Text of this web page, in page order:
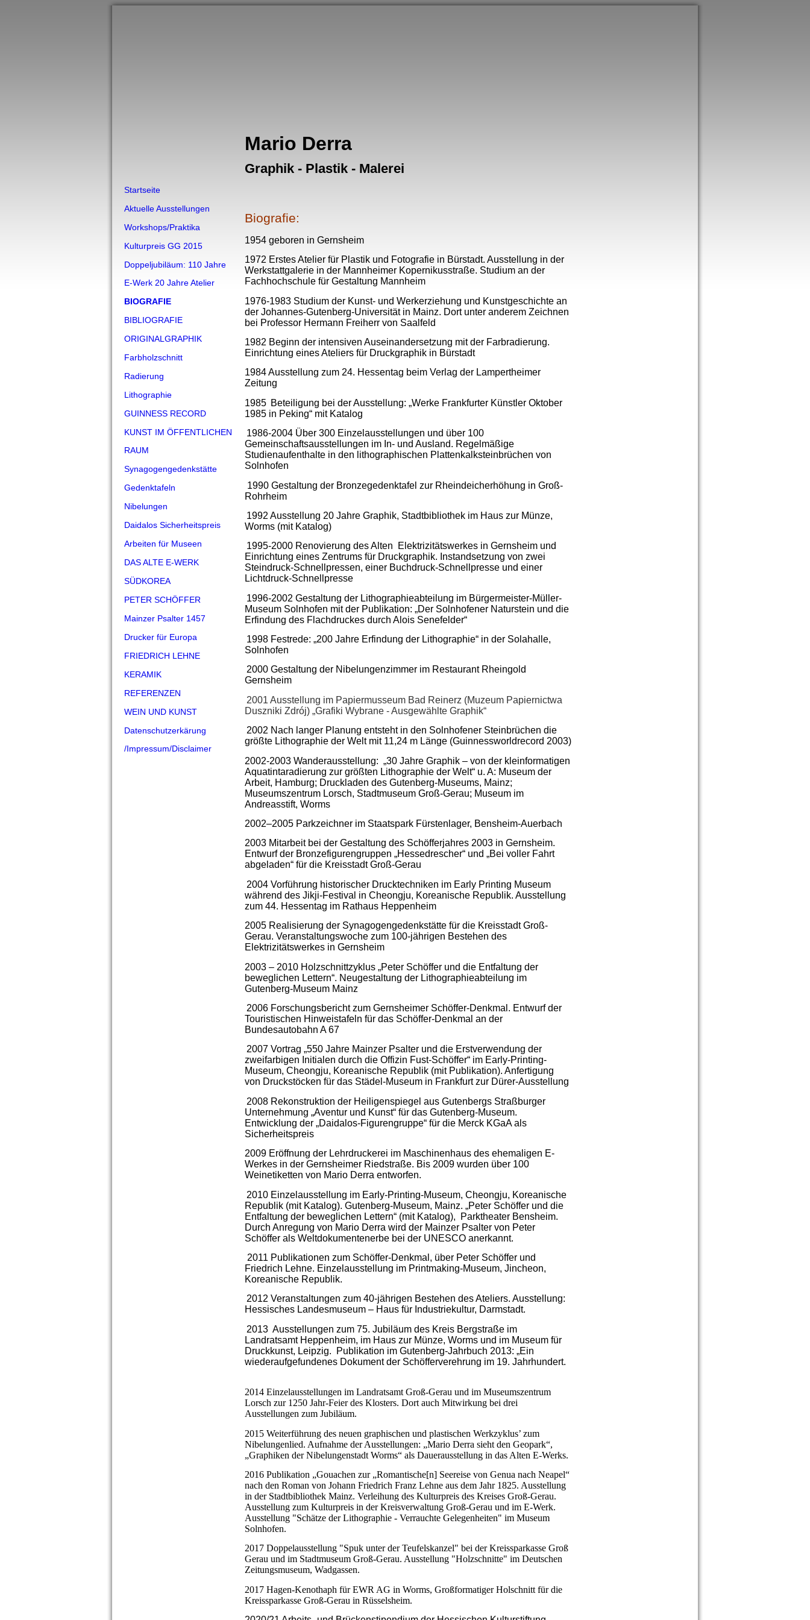
Mario Derra
Graphik - Plastik - Malerei
Startseite
Aktuelle Ausstellungen
Workshops/Praktika
Kulturpreis GG 2015
Doppeljubiläum: 110 Jahre
E-Werk 20 Jahre Atelier
BIOGRAFIE
BIBLIOGRAFIE
ORIGINALGRAPHIK
Farbholzschnitt
Radierung
Lithographie
GUINNESS RECORD
KUNST IM ÖFFENTLICHEN
RAUM
Synagogengedenkstätte
Gedenktafeln
Nibelungen
Daidalos Sicherheitspreis
Arbeiten für Museen
DAS ALTE E-WERK
SÜDKOREA
PETER SCHÖFFER
Mainzer Psalter 1457
Drucker für Europa
FRIEDRICH LEHNE
KERAMIK
REFERENZEN
WEIN UND KUNST
Datenschutzerkärung
/Impressum/Disclaimer
Biografie:
1954 geboren in Gernsheim
1972 Erstes Atelier für Plastik und Fotografie in Bürstadt. Ausstellung in der
Werkstattgalerie in der Mannheimer Kopernikusstraße. Studium an der
Fachhochschule für Gestaltung Mannheim
1976-1983 Studium der Kunst- und Werkerziehung und Kunstgeschichte an
der Johannes-Gutenberg-Universität in Mainz. Dort unter anderem Zeichnen
bei Professor Hermann Freiherr von Saalfeld
1982 Beginn der intensiven Auseinandersetzung mit der Farbradierung.
Einrichtung eines Ateliers für Druckgraphik in Bürstadt
1984 Ausstellung zum 24. Hessentag beim Verlag der Lampertheimer
Zeitung
1985 Beteiligung bei der Ausstellung: „Werke Frankfurter Künstler Oktober
1985 in Peking“ mit Katalog
1986-2004 Über 300 Einzelausstellungen und über 100
Gemeinschaftsausstellungen im In- und Ausland. Regelmäßige
Studienaufenthalte in den lithographischen Plattenkalksteinbrüchen von
Solnhofen
1990 Gestaltung der Bronzegedenktafel zur Rheindeicherhöhung in Groß-
Rohrheim
1992 Ausstellung 20 Jahre Graphik, Stadtbibliothek im Haus zur Münze,
Worms (mit Katalog)
1995-2000 Renovierung des Alten Elektrizitätswerkes in Gernsheim und
Einrichtung eines Zentrums für Druckgraphik. Instandsetzung von zwei
Steindruck-Schnellpressen, einer Buchdruck-Schnellpresse und einer
Lichtdruck-Schnellpresse
1996-2002 Gestaltung der Lithographieabteilung im Bürgermeister-Müller-
Museum Solnhofen mit der Publikation: „Der Solnhofener Naturstein und die
Erfindung des Flachdruckes durch Alois Senefelder“
1998 Festrede: „200 Jahre Erfindung der Lithographie“ in der Solahalle,
Solnhofen
2000 Gestaltung der Nibelungenzimmer im Restaurant Rheingold
Gernsheim
2001 Ausstellung im Papiermusseum Bad Reinerz (Muzeum Papiernictwa
Duszniki Zdrój) „Grafiki Wybrane - Ausgewählte Graphik“
2002 Nach langer Planung entsteht in den Solnhofener Steinbrüchen die
größte Lithographie der Welt mit 11,24 m Länge (Guinnessworldrecord 2003)
2002-2003 Wanderausstellung: „30 Jahre Graphik – von der kleinformatigen
Aquatintaradierung zur größten Lithographie der Welt“ u. A: Museum der
Arbeit, Hamburg; Druckladen des Gutenberg-Museums, Mainz;
Museumszentrum Lorsch, Stadtmuseum Groß-Gerau; Museum im
Andreasstift, Worms
2002–2005 Parkzeichner im Staatspark Fürstenlager, Bensheim-Auerbach
2003 Mitarbeit bei der Gestaltung des Schöfferjahres 2003 in Gernsheim.
Entwurf der Bronzefigurengruppen „Hessedrescher“ und „Bei voller Fahrt
abgeladen“ für die Kreisstadt Groß-Gerau
2004 Vorführung historischer Drucktechniken im Early Printing Museum
während des Jikji-Festival in Cheongju, Koreanische Republik. Ausstellung
zum 44. Hessentag im Rathaus Heppenheim
2005 Realisierung der Synagogengedenkstätte für die Kreisstadt Groß-
Gerau. Veranstaltungswoche zum 100-jährigen Bestehen des
Elektrizitätswerkes in Gernsheim
2003 – 2010 Holzschnittzyklus „Peter Schöffer und die Entfaltung der
beweglichen Lettern“. Neugestaltung der Lithographieabteilung im
Gutenberg-Museum Mainz
2006 Forschungsbericht zum Gernsheimer Schöffer-Denkmal. Entwurf der
Touristischen Hinweistafeln für das Schöffer-Denkmal an der
Bundesautobahn A 67
2007 Vortrag „550 Jahre Mainzer Psalter und die Erstverwendung der
zweifarbigen Initialen durch die Offizin Fust-Schöffer“ im Early-Printing-
Museum, Cheongju, Koreanische Republik (mit Publikation). Anfertigung
von Druckstöcken für das Städel-Museum in Frankfurt zur Dürer-Ausstellung
2008 Rekonstruktion der Heiligenspiegel aus Gutenbergs Straßburger
Unternehmung „Aventur und Kunst“ für das Gutenberg-Museum.
Entwicklung der „Daidalos-Figurengruppe“ für die Merck KGaA als
Sicherheitspreis
2009 Eröffnung der Lehrdruckerei im Maschinenhaus des ehemaligen E-
Werkes in der Gernsheimer Riedstraße. Bis 2009 wurden über 100
Weinetiketten von Mario Derra entworfen.
2010 Einzelausstellung im Early-Printing-Museum, Cheongju, Koreanische
Republik (mit Katalog). Gutenberg-Museum, Mainz. „Peter Schöffer und die
Entfaltung der beweglichen Lettern“ (mit Katalog), Parktheater Bensheim.
Durch Anregung von Mario Derra wird der Mainzer Psalter von Peter
Schöffer als Weltdokumentenerbe bei der UNESCO anerkannt.
2011 Publikationen zum Schöffer-Denkmal, über Peter Schöffer und
Friedrich Lehne. Einzelausstellung im Printmaking-Museum, Jincheon,
Koreanische Republik.
2012 Veranstaltungen zum 40-jährigen Bestehen des Ateliers. Ausstellung:
Hessisches Landesmuseum – Haus für Industriekultur, Darmstadt.
2013 Ausstellungen zum 75. Jubiläum des Kreis Bergstraße im
Landratsamt Heppenheim, im Haus zur Münze, Worms und im Museum für
Druckkunst, Leipzig. Publikation im Gutenberg-Jahrbuch 2013: „Ein
wiederaufgefundenes Dokument der Schöfferverehrung im 19. Jahrhundert.
2014 Einzelausstellungen im Landratsamt Groß-Gerau und im Museumszentrum
Lorsch zur 1250 Jahr-Feier des Klosters. Dort auch Mitwirkung bei drei
Ausstellungen zum Jubiläum.
2015 Weiterführung des neuen graphischen und plastischen Werkzyklus’ zum
Nibelungenlied. Aufnahme der Ausstellungen: „Mario Derra sieht den Geopark“,
„Graphiken der Nibelungenstadt Worms“ als Dauerausstellung in das Alten E-Werks.
2016 Publikation „Gouachen zur „Romantische[n] Seereise von Genua nach Neapel“
nach den Roman von Johann Friedrich Franz Lehne aus dem Jahr 1825. Ausstellung
in der Stadtbibliothek Mainz. Verleihung des Kulturpreis des Kreises Groß-Gerau.
Ausstellung zum Kulturpreis in der Kreisverwaltung Groß-Gerau und im E-Werk.
Ausstellung "Schätze der Lithographie - Verrauchte Gelegenheiten" im Museum
Solnhofen.
2017 Doppelausstellung "Spuk unter der Teufelskanzel" bei der Kreissparkasse Groß
Gerau und im Stadtmuseum Groß-Gerau. Ausstellung "Holzschnitte" im Deutschen
Zeitungsmuseum, Wadgassen.
2017 Hagen-Kenothaph für EWR AG in Worms, Großformatiger Holschnitt für die
Kreissparkasse Groß-Gerau in Rüsselsheim.